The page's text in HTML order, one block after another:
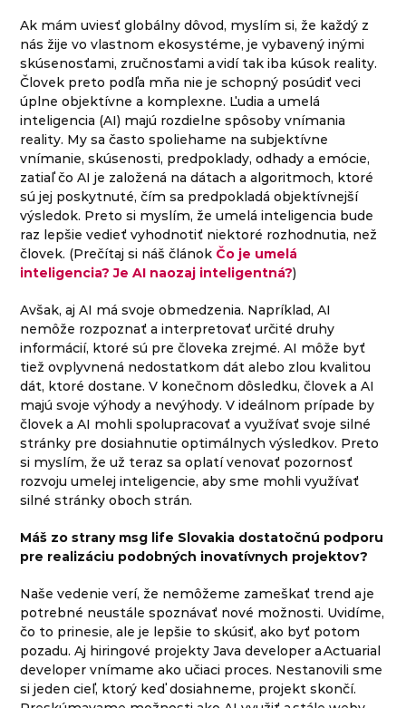
Ak mám uviesť globálny dôvod, myslím si, že každý z
nás žije vo vlastnom ekosystéme, je vybavený inými
skúsenosťami, zručnosťami a vidí tak iba kúsok reality.
Človek preto podľa mňa nie je schopný posúdiť veci
úplne objektívne a komplexne. Ľudia a umelá
inteligencia (AI) majú rozdielne spôsoby vnímania
reality. My sa často spoliehame na subjektívne
vnímanie, skúsenosti, predpoklady, odhady a emócie,
zatiaľ čo AI je založená na dátach a algoritmoch, ktoré
sú jej poskytnuté, čím sa predpokladá objektívnejší
výsledok. Preto si myslím, že umelá inteligencia bude
raz lepšie vedieť vyhodnotiť niektoré rozhodnutia, než
človek. (Prečítaj si náš článok Čo je umelá
inteligencia? Je AI naozaj inteligentná?)
Avšak, aj AI má svoje obmedzenia. Napríklad, AI
nemôže rozpoznať a interpretovať určité druhy
informácií, ktoré sú pre človeka zrejmé. AI môže byť
tiež ovplyvnená nedostatkom dát alebo zlou kvalitou
dát, ktoré dostane. V konečnom dôsledku, človek a AI
majú svoje výhody a nevýhody. V ideálnom prípade by
človek a AI mohli spolupracovať a využívať svoje silné
stránky pre dosiahnutie optimálnych výsledkov. Preto
si myslím, že už teraz sa oplatí venovať pozornosť
rozvoju umelej inteligencie, aby sme mohli využívať
silné stránky oboch strán.
Máš zo strany msg life Slovakia dostatočnú podporu
pre realizáciu podobných inovatívnych projektov?
Naše vedenie verí, že nemôžeme zameškať trend a je
potrebné neustále spoznávať nové možnosti. Uvidíme,
čo to prinesie, ale je lepšie to skúsiť, ako byť potom
pozadu. Aj hiringové projekty Java developer a Actuarial
developer vnímame ako učiaci proces. Nestanovili sme
si jeden cieľ, ktorý keď dosiahneme, projekt skončí.